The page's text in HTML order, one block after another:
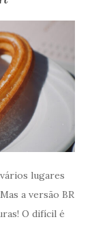
lugares
a versão BR
O difícil é